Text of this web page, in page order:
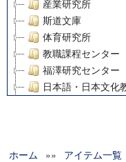
産業研究所
斯道文庫
体育研究所
教職課程センター
福澤研究センター
日本語・日本文化
グローバルリサー
ホーム »» アイテム一覧